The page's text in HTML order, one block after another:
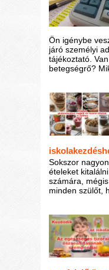
Ön igénybe
járó személyi
tájékoztató.
betegségrő?
Sokszor
ételeket
számára,
minden szülőt,